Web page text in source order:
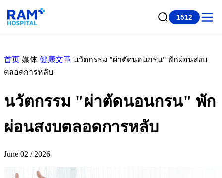
1512
首页 媒体 健康文章 นวัตกรรม "ผ่าตัดนอนกรน" พักผ่อนสงบ
ตลอดการหลับ
นวัตกรรม "ผ่าตัดนอนกรน" พัก
ผ่อนสงบตลอดการหลับ
June 02 / 2026